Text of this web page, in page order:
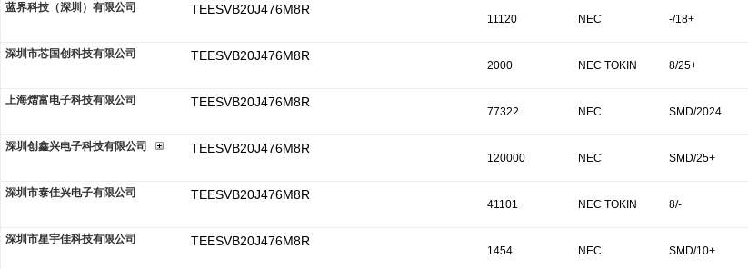
蓝界科技（深圳）有限公司
TEESVB20J476M8R
11120 NEC -/18+
深圳市芯国创科技有限公司 TEESVB20J476M8R
2000 NEC TOKIN 8/25+
上海熠富电子科技有限公司
TEESVB20J476M8R
77322 NEC SMD/2024
深圳创鑫兴电子科技有限公司
TEESVB20J476M8R
120000 NEC SMD/25+
深圳市泰佳兴电子有限公司 TEESVB20J476M8R
41101 NEC TOKIN 8/-
深圳市星宇佳科技有限公司
TEESVB20J476M8R
1454 NEC SMD/10+